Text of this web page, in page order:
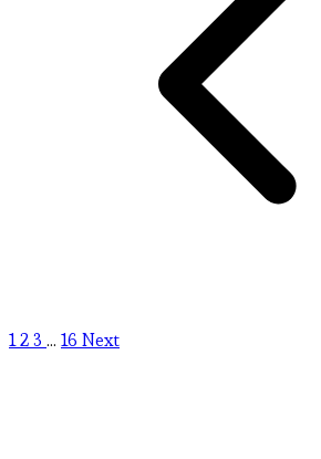
123 ... 16 Next